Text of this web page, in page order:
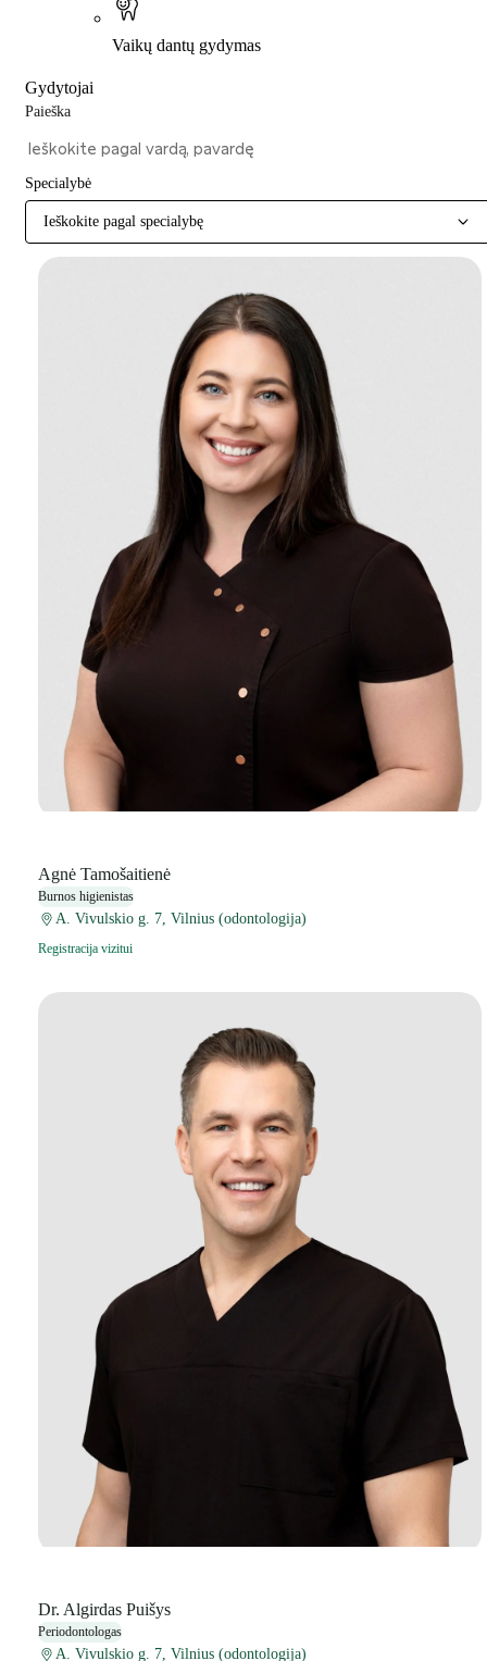
Vaikų dantų gydymas
Gydytojai
Paieška
Specialybė
Ieškokite pagal specialybę
Agnė Tamošaitienė
Burnos higienistas
A. Vivulskio g. 7, Vilnius (odontologija)
Registracija vizitui
Dr. Algirdas Puišys
Periodontologas
A. Vivulskio g. 7, Vilnius (odontologija)